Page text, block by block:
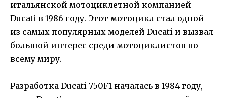
итальянской мотоциклетной компанией
Ducati в 1986 году. Этот мотоцикл стал одной
из самых популярных моделей Ducati и вызвал
большой интерес среди мотоциклистов по
всему миру.
Разработка Ducati 750F1 началась в 1984 году,